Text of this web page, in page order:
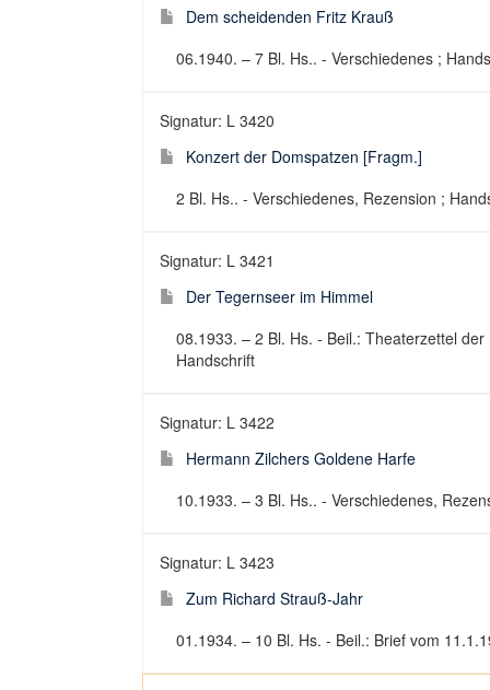
Dem scheidenden Fritz Krauß
06.1940. – 7 Bl. Hs.. - Verschiedenes ;
Signatur: L 3420
Konzert der Domspatzen [Fragm.]
2 Bl. Hs.. - Verschiedenes, Rezension ;
Signatur: L 3421
Der Tegernseer im Himmel
08.1933. – 2 Bl. Hs. - Beil.: Theaterzettel
Handschrift
Signatur: L 3422
Hermann Zilchers Goldene Harfe
10.1933. – 3 Bl. Hs.. - Verschiedenes,
Signatur: L 3423
Zum Richard Strauß-Jahr
01.1934. – 10 Bl. Hs. - Beil.: Brief vom